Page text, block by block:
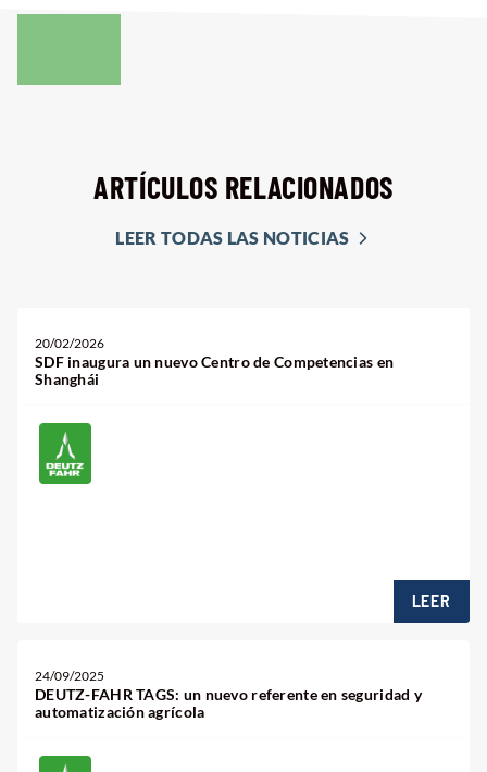
ARTÍCULOS RELACIONADOS
LEER TODAS LAS NOTICIAS
20/02/2026
SDF inaugura un nuevo Centro de Competencias en
Shanghái
LEER
24/09/2025
DEUTZ-FAHR TAGS: un nuevo referente en seguridad y
automatización agrícola